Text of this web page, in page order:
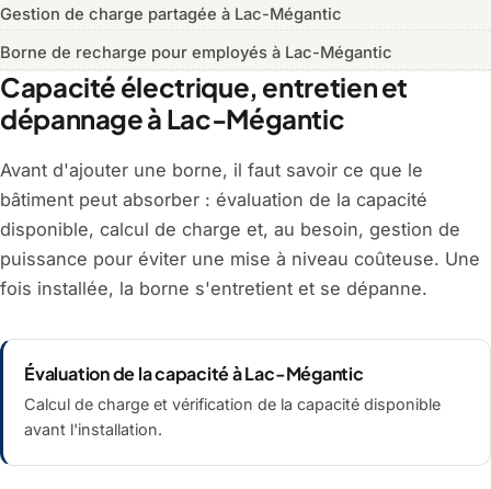
Gestion de charge partagée à Lac-Mégantic
Borne de recharge pour employés à Lac-Mégantic
Capacité électrique, entretien et
dépannage à Lac-Mégantic
Avant d'ajouter une borne, il faut savoir ce que le
bâtiment peut absorber : évaluation de la capacité
disponible, calcul de charge et, au besoin, gestion de
puissance pour éviter une mise à niveau coûteuse. Une
fois installée, la borne s'entretient et se dépanne.
Évaluation de la capacité à Lac-Mégantic
Calcul de charge et vérification de la capacité disponible
avant l'installation.